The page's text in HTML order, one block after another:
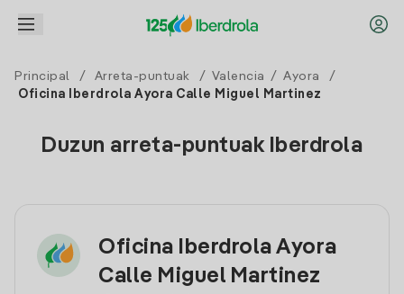
Principal / Arreta-puntuak / Valencia / Ayora
/
Oficina Iberdrola Ayora Calle Miguel Martinez
Duzun arreta-puntuak Iberdrola
Oficina Iberdrola Ayora
Calle Miguel Martinez